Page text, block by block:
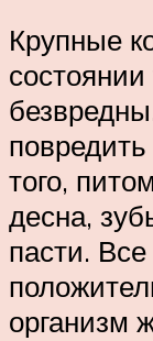
Крупные
того,
десна,
пасти.
организм